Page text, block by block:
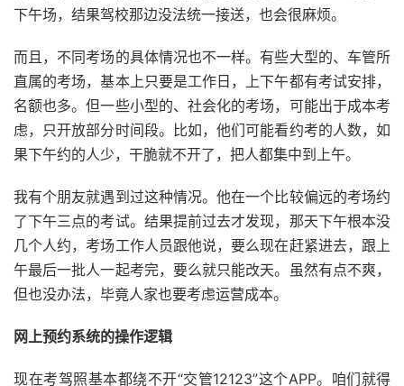
下午场，结果驾校那边没法统一接送，也会很麻烦。
而且，不同考场的具体情况也不一样。有些大型的、车管所
直属的考场，基本上只要是工作日，上下午都有考试安排，
名额也多。但一些小型的、社会化的考场，可能出于成本考
虑，只开放部分时间段。比如，他们可能看约考的人数，如
果下午约的人少，干脆就不开了，把人都集中到上午。
我有个朋友就遇到过这种情况。他在一个比较偏远的考场约
了下午三点的考试。结果提前过去才发现，那天下午根本没
几个人约，考场工作人员跟他说，要么现在赶紧进去，跟上
午最后一批人一起考完，要么就只能改天。虽然有点不爽，
但也没办法，毕竟人家也要考虑运营成本。
网上预约系统的操作逻辑
现在考驾照基本都绕不开“交管12123”这个APP。咱们就得